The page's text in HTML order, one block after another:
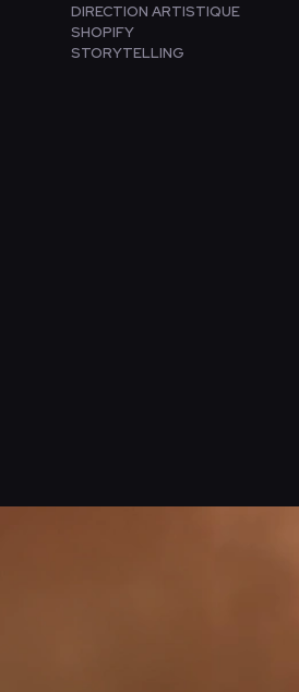
DIRECTION ARTISTIQUE
SHOPIFY
STORYTELLING